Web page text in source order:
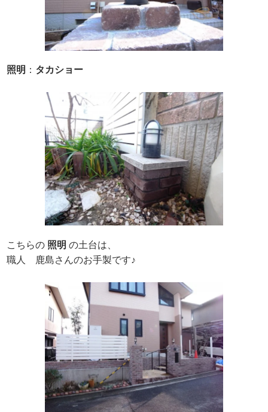
照明 ： タカショー
こちらの 照明の土台は、
職人 鹿島さんのお手製です♪